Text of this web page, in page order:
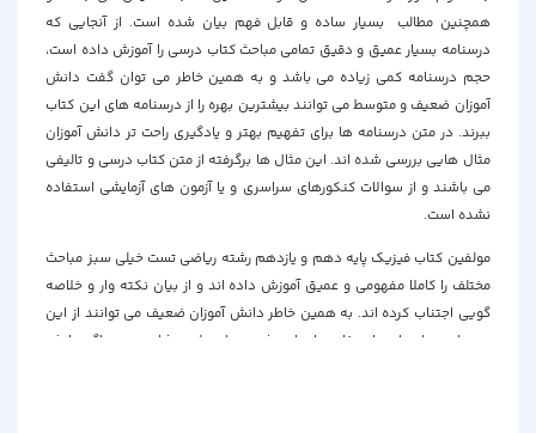
همچنین مطالب بسیار ساده و قابل فهم بیان شده است. از آنجایی که
درسنامه بسیار عمیق و دقیق تمامی مباحث کتاب درسی را آموزش داده است،
حجم درسنامه کمی زیاده می باشد و به همین خاطر می توان گفت دانش
آموزان ضعیف و متوسط می توانند بیشترین بهره را از درسنامه های این کتاب
ببرند. در متن درسنامه ها برای تفهیم بهتر و یادگیری راحت تر دانش آموزان
مثال هایی بررسی شده اند. این مثال ها برگرفته از متن کتاب درسی و تالیفی
می باشند و از سوالات کنکورهای سراسری و یا آزمون های آزمایشی استفاده
نشده است.
مولفین کتاب فیزیک پایه دهم و یازدهم رشته ریاضی تست خیلی سبز مباحث
مختلف را کاملا مفهومی و عمیق آموزش داده اند و از بیان نکته وار و خلاصه
گویی اجتناب کرده اند. به همین خاطر دانش آموزان ضعیف می توانند از این
درسنامه ها نهایت استفاده را برای رشد سطح علمی شان ببرند. اگر دانش